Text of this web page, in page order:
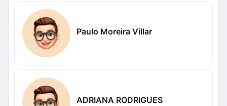
Paulo Moreira Villar
ADRIANA RODRIGUES